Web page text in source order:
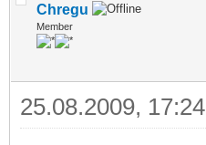
Chregu
Member
25.08.2009, 17:24